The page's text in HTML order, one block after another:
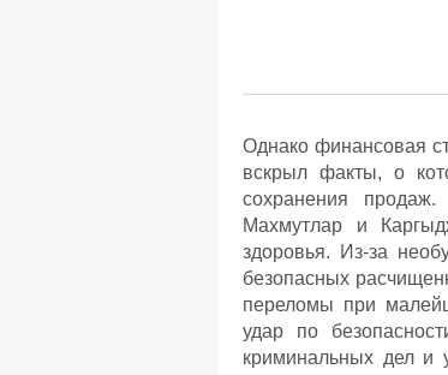
Однако финансовая
вскрыл факты, о
сохранения
Махмутлар и
здоровья. Из-за
безопасных
переломы при
удар по
криминальных дел и